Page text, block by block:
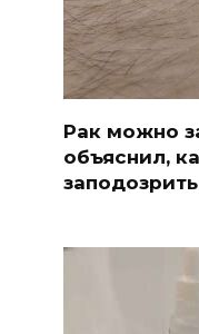
Рак можно
объяснил,